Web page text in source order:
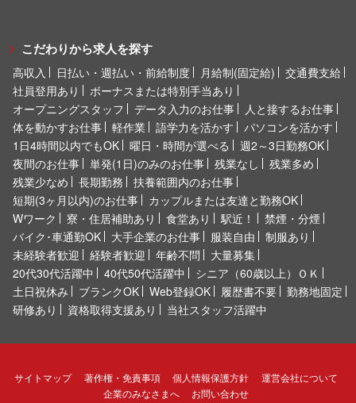
こだわりから求人を探す
高収入 日払い・週払い・前給制度 月給制(固定給)
交通費支給
社員登用あり
ボーナスまたは特別手当あり
オープニングスタッフ
データ入力のお仕事
人と接するお仕事
体を動かすお仕事
軽作業 語学力を活かす
パソコンを活かす
1日4時間以内でもOK
曜日・時間が選べる
週2～3日勤務OK
夜間のお仕事
単発(1日)のみのお仕事 残業なし
残業多め
残業少なめ
長期勤務
扶養範囲内のお仕事
短期(3ヶ月以内)のお仕事
カップルまたは友達と勤務OK
Wワーク
寮・住居補助あり 食堂あり 駅近！
禁煙・分煙
バイク･車通勤OK
大手企業のお仕事 服装自由
制服あり
未経験者歓迎
経験者歓迎 年齢不問
大量募集
20代30代活躍中
40代50代活躍中
シニア（60歳以上）ＯＫ
土日祝休み
ブランクOK Web登録OK 履歴書不要
勤務地固定
研修あり
資格取得支援あり 当社スタッフ活躍中
サイトマップ 著作権・免責事項 個人情報保護方針
運営会社について
企業のみなさまへ
お問い合わせ